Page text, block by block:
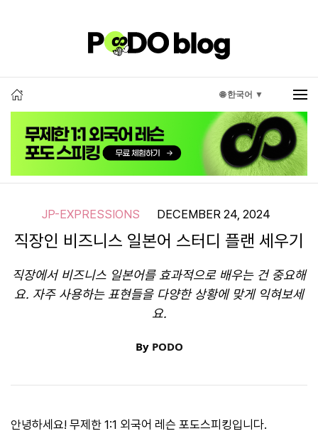
🌐 한국어 ▼
JP-EXPRESSIONS DECEMBER 24, 2024
직장인 비즈니스 일본어 스터디 플랜 세우기
직장에서 비즈니스 일본어를 효과적으로 배우는 건 중요해
요. 자주 사용하는 표현들을 다양한 상황에 맞게 익혀보세
요.
By PODO
안녕하세요! 무제한 1:1 외국어 레슨 포도스피킹입니다.